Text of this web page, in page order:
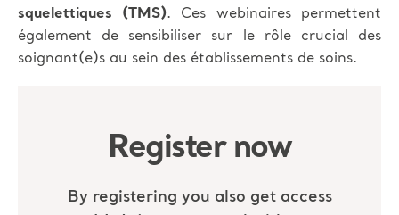
squelettiques (TMS). Ces webinaires permettent
également de sensibiliser sur le rôle crucial des
soignant(e)s au sein des établissements de soins.